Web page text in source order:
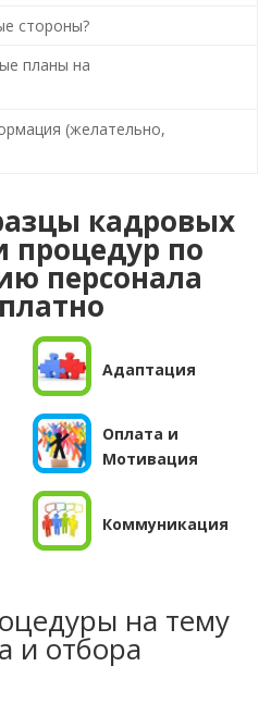
стороны?
планы на
(желательно,
кадровых
процедур по
персонала
Адаптация
Оплата и
Мотивация
Коммуникация
на тему
и отбора